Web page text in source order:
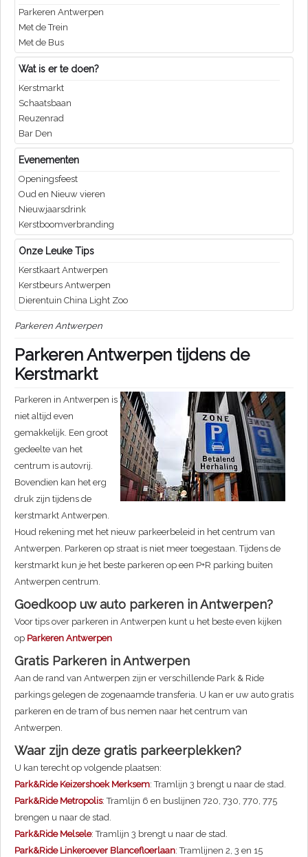
Parkeren Antwerpen
Met de Trein
Met de Bus
Wat is er te doen?
Kerstmarkt
Schaatsbaan
Reuzenrad
Bar Den
Evenementen
Openingsfeest
Oud en Nieuw vieren
Nieuwjaarsdrink
Kerstboomverbranding
Onze Leuke Tips
Kerstkaart Antwerpen
Kerstbeurs Antwerpen
Dierentuin China Light Zoo
Parkeren Antwerpen
Parkeren Antwerpen tijdens de
Kerstmarkt
Parkeren in Antwerpen is
niet altijd even
gemakkelijk. Een groot
gedeelte van het
centrum is autovrij.
Bovendien kan het erg
druk zijn tijdens de
kerstmarkt Antwerpen.
Houd rekening met het nieuw parkeerbeleid in het centrum van
Antwerpen. Parkeren op straat is niet meer toegestaan. Tijdens de
kerstmarkt kun je het beste parkeren op een P+R parking buiten
Antwerpen centrum.
Goedkoop uw auto parkeren in Antwerpen?
Voor tips over parkeren in Antwerpen kunt u het beste even kijken
op Parkeren Antwerpen
Gratis Parkeren in Antwerpen
Aan de rand van Antwerpen zijn er verschillende Park & Ride
parkings gelegen de zogenaamde transferia. U kan er uw auto gratis
parkeren en de tram of bus nemen naar het centrum van
Antwerpen.
Waar zijn deze gratis parkeerplekken?
U kan terecht op volgende plaatsen:
Park&Ride Keizershoek Merksem: Tramlijn 3 brengt u naar de stad.
Park&Ride Metropolis: Tramlijn 6 en buslijnen 720, 730, 770, 775
brengen u naar de stad.
Park&Ride Melsele: Tramlijn 3 brengt u naar de stad.
Park&Ride Linkeroever Blancefloerlaan: Tramlijnen 2, 3 en 15